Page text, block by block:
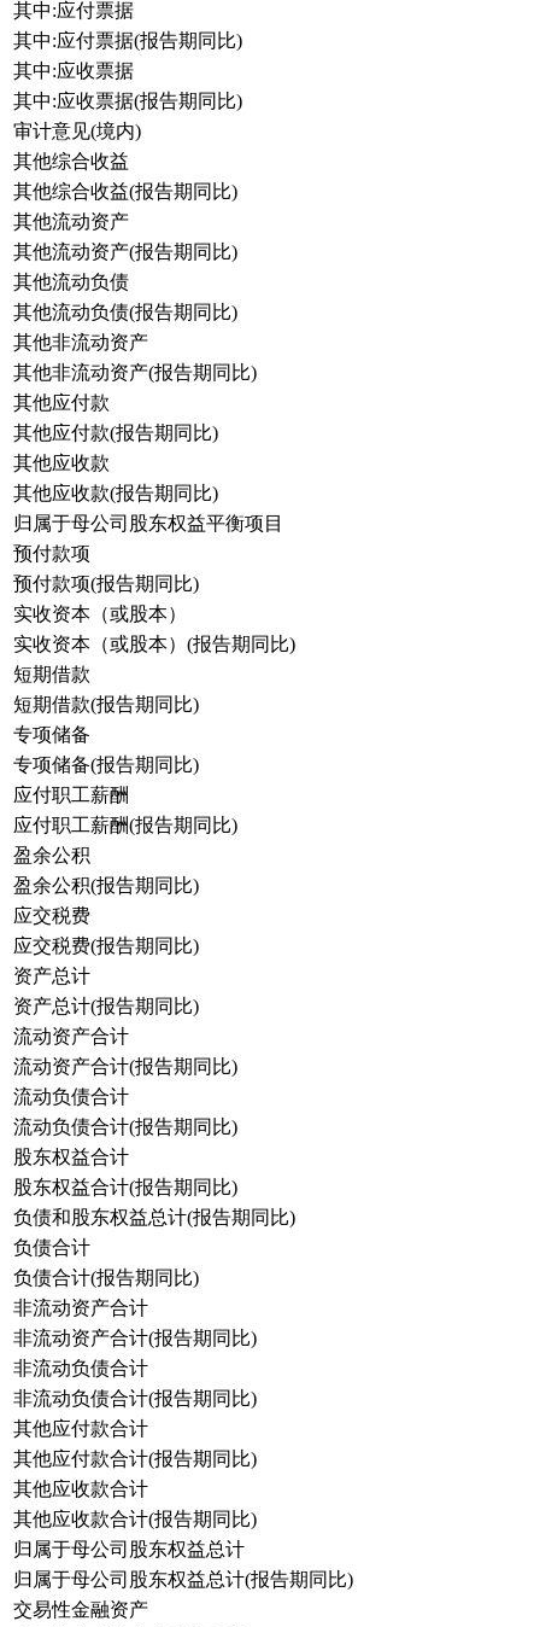
其中:应付票据
其中:应付票据(报告期同比)
其中:应收票据
其中:应收票据(报告期同比)
审计意见(境内)
其他综合收益
其他综合收益(报告期同比)
其他流动资产
其他流动资产(报告期同比)
其他流动负债
其他流动负债(报告期同比)
其他非流动资产
其他非流动资产(报告期同比)
其他应付款
其他应付款(报告期同比)
其他应收款
其他应收款(报告期同比)
归属于母公司股东权益平衡项目
预付款项
预付款项(报告期同比)
实收资本（或股本）
实收资本（或股本）(报告期同比)
短期借款
短期借款(报告期同比)
专项储备
专项储备(报告期同比)
应付职工薪酬
应付职工薪酬(报告期同比)
盈余公积
盈余公积(报告期同比)
应交税费
应交税费(报告期同比)
资产总计
资产总计(报告期同比)
流动资产合计
流动资产合计(报告期同比)
流动负债合计
流动负债合计(报告期同比)
股东权益合计
股东权益合计(报告期同比)
负债和股东权益总计(报告期同比)
负债合计
负债合计(报告期同比)
非流动资产合计
非流动资产合计(报告期同比)
非流动负债合计
非流动负债合计(报告期同比)
其他应付款合计
其他应付款合计(报告期同比)
其他应收款合计
其他应收款合计(报告期同比)
归属于母公司股东权益总计
归属于母公司股东权益总计(报告期同比)
交易性金融资产